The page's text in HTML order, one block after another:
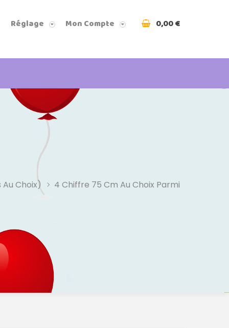
Réglage Mon Compte 0,00 €
Au Choix)
4 Chiffre 75 Cm Au Choix Parmi